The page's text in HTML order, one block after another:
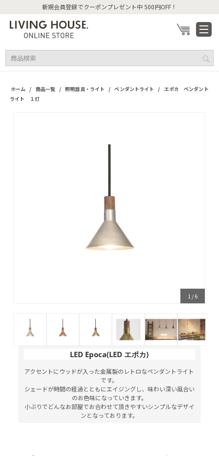
新規会員登録でクーポンプレゼント中 500円OFF！
ホーム / 商品一覧 / 照明器具・ライト / ペンダントライト / エポカ ペンダント
ライト １灯
1 /6
LED Epoca(LED エポカ)
アクセントにウッドが入った金属製のレトロなペンダントライト
です。
シェードが時間の経過とともにエイジングし、味わい深い風合い
のお色味になっていきます。
小ぶりでどんなお部屋でお合わせて頂きやすいシンプルなデザイ
ンとなっております。